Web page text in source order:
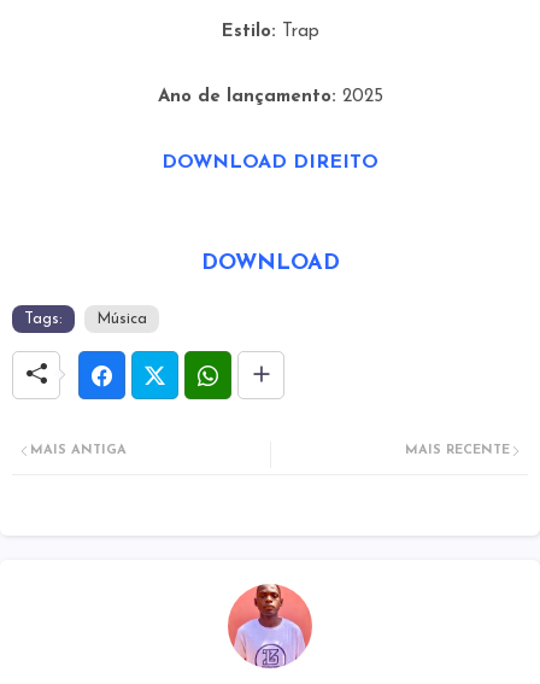
Estilo: Trap
Ano de lançamento: 2025
DOWNLOAD DIREITO
DOWNLOAD
Tags: Música
MAIS RECENTE
MAIS ANTIGA